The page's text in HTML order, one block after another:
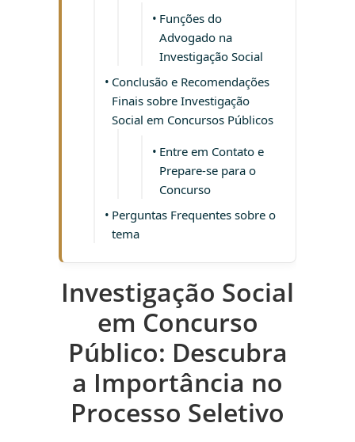
Funções do
Advogado na
Investigação Social
Conclusão e Recomendações
Finais sobre Investigação
Social em Concursos Públicos
Entre em Contato e
Prepare-se para o
Concurso
Perguntas Frequentes sobre o
tema
Investigação Social
em Concurso
Público: Descubra
a Importância no
Processo Seletivo